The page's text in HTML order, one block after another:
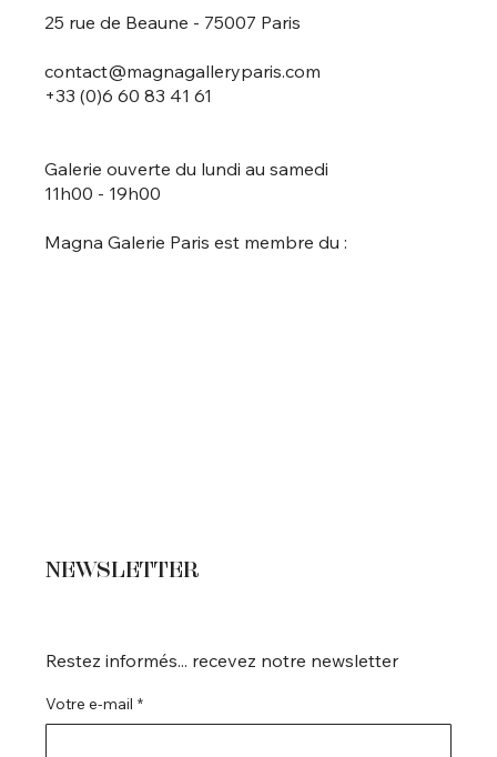
25 rue de Beaune - 75007 Paris
contact@magnagalleryparis.com
+33 (0)6 60 83 41 61
Galerie ouverte du lundi au samedi
11h00 - 19h00
Magna Galerie Paris est membre du :
Restez informés... recevez notre newsletter
Votre e-mail *
NEWSLETTER